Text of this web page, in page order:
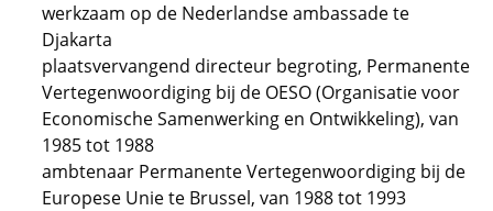
werkzaam op de Nederlandse ambassade te
Djakarta
plaatsvervangend directeur begroting, Permanente
Vertegenwoordiging bij de OESO (Organisatie voor
Economische Samenwerking en Ontwikkeling), van
1985 tot 1988
ambtenaar Permanente Vertegenwoordiging bij de
Europese Unie te Brussel, van 1988 tot 1993